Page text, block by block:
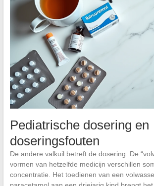
Pediatrische dosering en
doseringsfouten
De andere valkuil betreft de dosering. De
vormen van hetzelfde medicijn verschillen
concentratie. Het toedienen van een